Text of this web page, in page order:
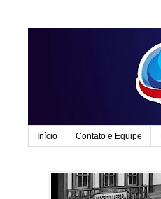
Início Contato e Equipe